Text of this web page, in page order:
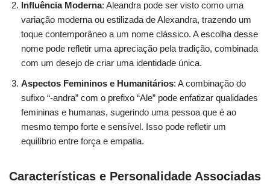
Influência Moderna: Aleandra pode ser visto como uma
variação moderna ou estilizada de Alexandra, trazendo um
toque contemporâneo a um nome clássico. A escolha desse
nome pode refletir uma apreciação pela tradição, combinada
com um desejo de criar uma identidade única.
Aspectos Femininos e Humanitários: A combinação do
sufixo “-andra” com o prefixo “Ale” pode enfatizar qualidades
femininas e humanas, sugerindo uma pessoa que é ao
mesmo tempo forte e sensível. Isso pode refletir um
equilíbrio entre força e empatia.
Características e Personalidade Associadas